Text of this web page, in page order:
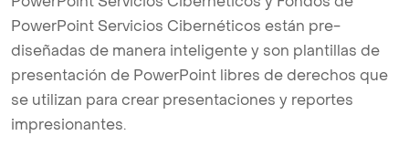
PowerPoint Servicios Cibernéticos están pre-
diseñadas de manera inteligente y son plantillas de
presentación de PowerPoint libres de derechos que
se utilizan para crear presentaciones y reportes
impresionantes.